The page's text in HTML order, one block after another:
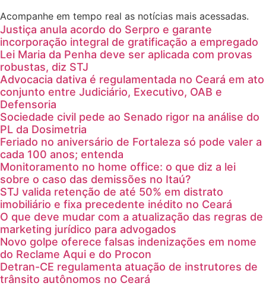
Acompanhe em tempo real as notícias mais acessadas.
Justiça anula acordo do Serpro e garante
incorporação integral de gratificação a empregado
Lei Maria da Penha deve ser aplicada com provas
robustas, diz STJ
Advocacia dativa é regulamentada no Ceará em ato
conjunto entre Judiciário, Executivo, OAB e
Defensoria
Sociedade civil pede ao Senado rigor na análise do
PL da Dosimetria
Feriado no aniversário de Fortaleza só pode valer a
cada 100 anos; entenda
Monitoramento no home office: o que diz a lei
sobre o caso das demissões no Itaú?
STJ valida retenção de até 50% em distrato
imobiliário e fixa precedente inédito no Ceará
O que deve mudar com a atualização das regras de
marketing jurídico para advogados
Novo golpe oferece falsas indenizações em nome
do Reclame Aqui e do Procon
Detran-CE regulamenta atuação de instrutores de
trânsito autônomos no Ceará